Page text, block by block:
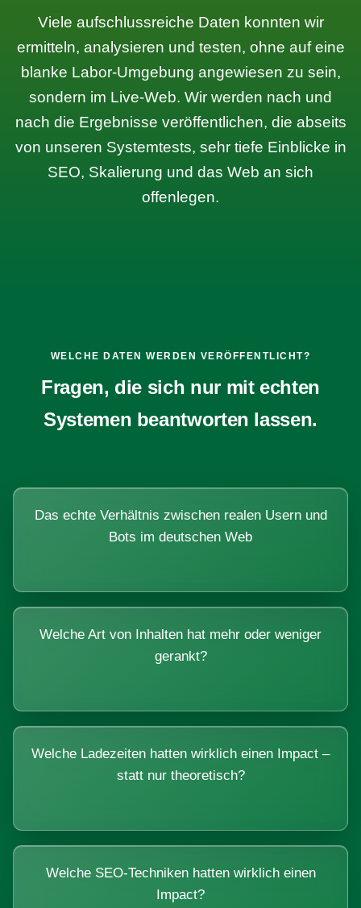
Viele aufschlussreiche Daten konnten wir
ermitteln, analysieren und testen, ohne auf eine
blanke Labor-Umgebung angewiesen zu sein,
sondern im Live-Web. Wir werden nach und
nach die Ergebnisse veröffentlichen, die abseits
von unseren Systemtests, sehr tiefe Einblicke in
SEO, Skalierung und das Web an sich
offenlegen.
WELCHE DATEN WERDEN VERÖFFENTLICHT?
Fragen, die sich nur mit echten
Systemen beantworten lassen.
Das echte Verhältnis zwischen realen Usern und
Bots im deutschen Web
Welche Art von Inhalten hat mehr oder weniger
gerankt?
Welche Ladezeiten hatten wirklich einen Impact –
statt nur theoretisch?
Welche SEO-Techniken hatten wirklich einen
Impact?